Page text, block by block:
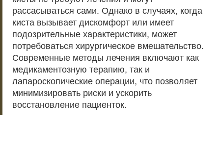
рассасываться сами. Однако в случаях, когда
киста вызывает дискомфорт или имеет
подозрительные характеристики, может
потребоваться хирургическое вмешательство.
Современные методы лечения включают как
медикаментозную терапию, так и
лапароскопические операции, что позволяет
минимизировать риски и ускорить
восстановление пациенток.